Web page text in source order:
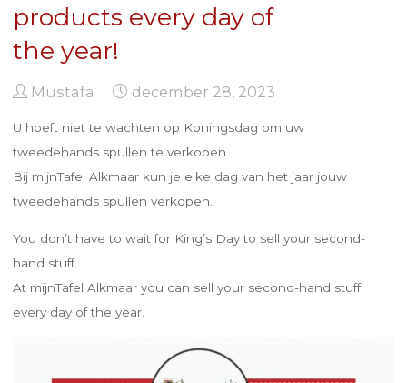
products every day of
the year!
Mustafa december 28, 2023
U hoeft niet te wachten op Koningsdag om uw
tweedehands spullen te verkopen.
Bij mijnTafel Alkmaar kun je elke dag van het jaar jouw
tweedehands spullen verkopen.
You don’t have to wait for King’s Day to sell your second-
hand stuff.
At mijnTafel Alkmaar you can sell your second-hand stuff
every day of the year.